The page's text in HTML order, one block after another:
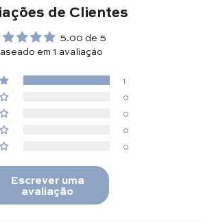
de Clientes
5.00 de 5
em 1 avaliação
1
0
0
0
0
Escrever uma
avaliação